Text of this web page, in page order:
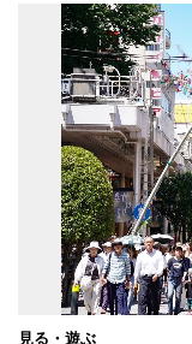
見る・遊ぶ